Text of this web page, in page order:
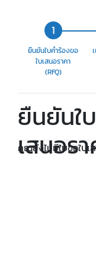
ยืนยันใบคำร้องขอ
ใบเสนอราคา
(RFQ)
ยืนยันใ
เสนอร
คุณยังไม่มีใบขอใบเ